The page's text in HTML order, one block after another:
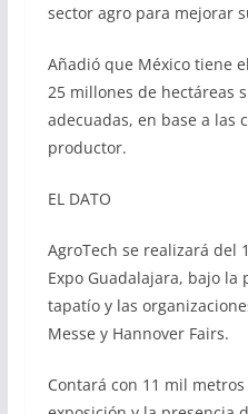
sector agro para mejorar
Añadió que México tiene
25 millones de hectáreas
adecuadas, en base a las
productor.
EL DATO
AgroTech se realizará del
Expo Guadalajara, bajo
tapatío y las
Messe y Hannover Fairs.
Contará con 11 mil